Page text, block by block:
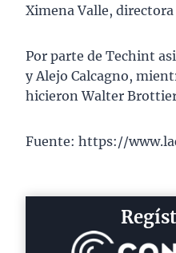
Ximena Valle, directora
Por parte de Techint
y Alejo Calcagno,
hicieron Walter
Fuente: https://